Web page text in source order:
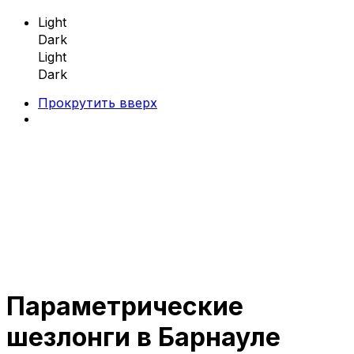
Light
Dark
Light
Dark
Прокрутить вверх
Параметрическая мебель
Параметрические скамейки
Параметрические кресла
Параметрические
шезлонги в Барнауле